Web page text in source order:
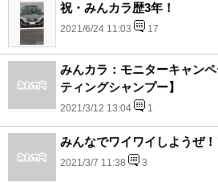
祝・みんカラ歴3年！
2021/6/24 11:03 17
みんカラ：モニターキャン
ティングシャンプー】
2021/3/12 13:04 1
みんなでワイワイしようぜ
2021/3/7 11:38 3